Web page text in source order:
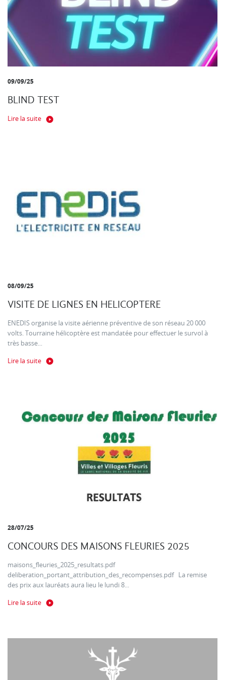
09/09/25
BLIND TEST
Lire la suite
08/09/25
VISITE DE LIGNES EN HELICOPTERE
ENEDIS organise la visite aérienne préventive de son réseau 20 000
volts. Tourraine hélicoptère est mandatée pour effectuer le survol à
très basse...
Lire la suite
28/07/25
CONCOURS DES MAISONS FLEURIES 2025
maisons_fleuries_2025_resultats.pdf
deliberation_portant_attribution_des_recompenses.pdf La remise
des prix aux lauréats aura lieu le lundi 8...
Lire la suite